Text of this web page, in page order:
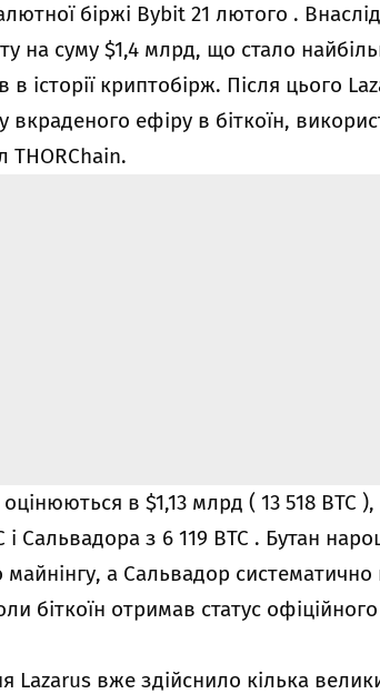
біржі Bybit 21 лютого .
на суму $1,4 млрд, що стало
історії криптобірж. Після цього
вкраденого ефіру в біткоїн,
THORChain.
в $1,13 млрд ( 13 518 BTC ),
Сальвадора з 6 119 BTC . Бутан
а Сальвадор систематично
біткоїн отримав статус
Lazarus вже здійснило кілька